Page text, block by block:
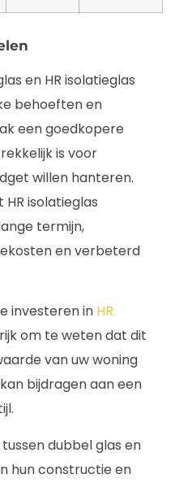
en HR isolatieglas
behoeften en
een goedkopere
is voor
willen hanteren.
isolatieglas
termijn,
en verbeterd
investeren in HR
om te weten dat dit
van uw woning
bijdragen aan een
dubbel glas en
hun constructie en